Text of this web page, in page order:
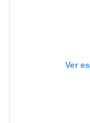
Ver